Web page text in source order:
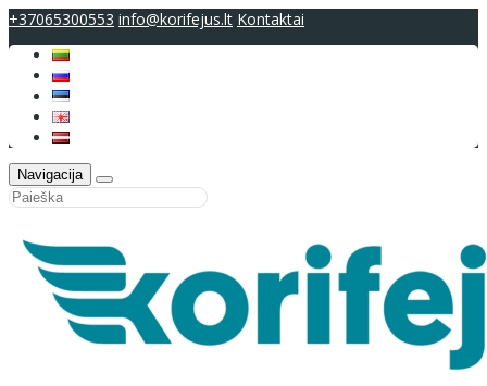
+37065300553 info@korifejus.lt Kontaktai
Navigacija